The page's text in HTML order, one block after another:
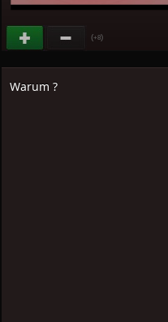
(+8)
Warum ?